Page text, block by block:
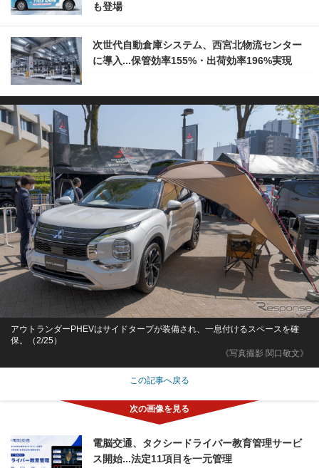
も登場
次世代自動倉庫システム、西宮北物流センター
に導入...保管効率155%・出荷効率196%実現
《写真撮影 関口敬文》
アウトランダーPHEVはサイドタープが装備され、一息付けるスペースを確
保。（2/25）
この記事へ戻る
電脳交通、タクシードライバー教育管理サービ
ス開始...法定11項目を一元管理